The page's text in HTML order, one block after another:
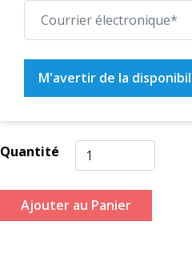
M'avertir de la
Quantité
Ajouter au Panier